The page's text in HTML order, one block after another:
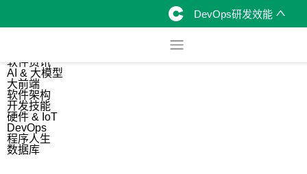
DevOps研发效能
软件资讯
AI & 大模型
大前端
软件架构
开发技能
硬件 & IoT
DevOps
程序人生
数据库